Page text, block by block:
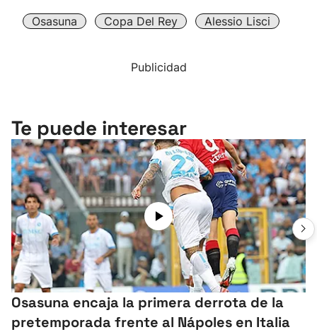
Osasuna Copa Del Rey Alessio Lisci
Publicidad
Te puede interesar
Osasuna encaja la primera derrota de la
pretemporada frente al Nápoles en Italia